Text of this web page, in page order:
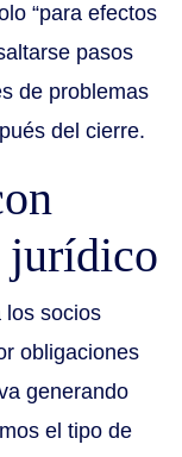
“para efectos
pasos
de problemas
del cierre.
jurídico
los socios
obligaciones
generando
el tipo de